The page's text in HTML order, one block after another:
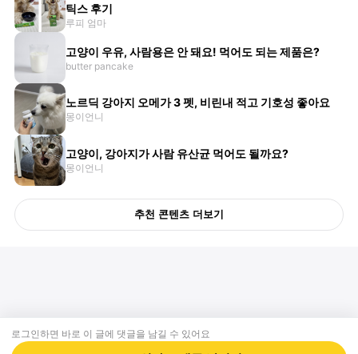
틱스 후기
루피 엄마
고양이 우유, 사람용은 안 돼요! 먹어도 되는 제품은?
butter pancake
노르딕 강아지 오메가 3 펫, 비린내 적고 기호성 좋아요
몽이언니
고양이, 강아지가 사람 유산균 먹어도 될까요?
몽이언니
추천 콘텐츠 더보기
로그인하면 바로 이 글에 댓글을 남길 수 있어요